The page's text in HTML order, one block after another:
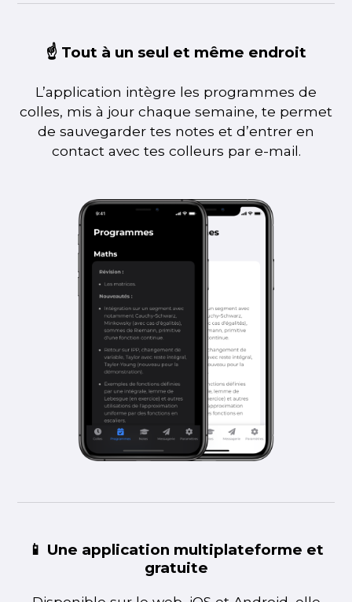
☝️ Tout à un seul et même endroit
L’application intègre les programmes de
colles, mis à jour chaque semaine, te permet
de sauvegarder tes notes et d’entrer en
contact avec tes colleurs par e-mail.
📱 Une application multiplateforme et
gratuite